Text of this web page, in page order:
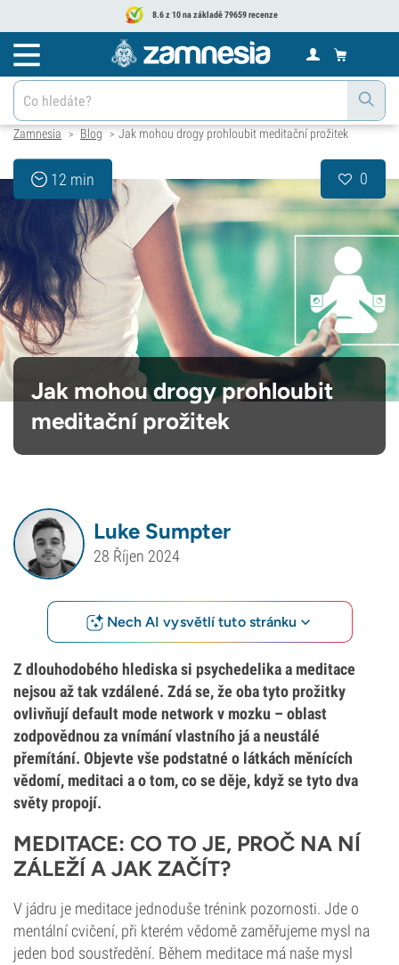
8.6 z 10 na základě 79659 recenze
Zamnesia > Blog > Jak mohou drogy prohloubit meditační prožitek
12 min 0
Jak mohou drogy prohloubit
meditační prožitek
Luke Sumpter
28 Říjen 2024
Nech AI vysvětlí tuto stránku
Z dlouhodobého hlediska si psychedelika a meditace
nejsou až tak vzdálené. Zdá se, že oba tyto prožitky
ovlivňují default mode network v mozku – oblast
zodpovědnou za vnímání vlastního já a neustálé
přemítání. Objevte vše podstatné o látkách měnících
vědomí, meditaci a o tom, co se děje, když se tyto dva
světy propojí.
MEDITACE: CO TO JE, PROČ NA NÍ
ZÁLEŽÍ A JAK ZAČÍT?
V jádru je meditace jednoduše trénink pozornosti. Jde o
mentální cvičení, při kterém vědomě zaměřujeme mysl na
jeden bod soustředění. Během meditace má naše mysl